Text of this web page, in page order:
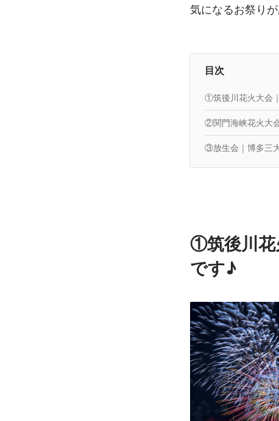
気になるお祭り
目次
①筑後川花火大会
②関門海峡花火大
③放生会｜博多三
①筑後川花
です♪